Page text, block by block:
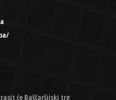
će Baščaršijski trg